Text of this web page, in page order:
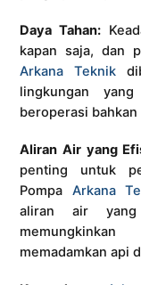
Daya Tahan:
kapan saja, dan
Arkana Teknik
lingkungan
beroperasi
Aliran Air yang
penting untuk
Pompa Arkana
aliran air
memadamkan api